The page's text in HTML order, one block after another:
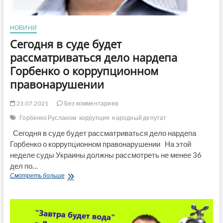
НОВИНИ
Сегодня в суде будет
рассматриваться дело нардепа
Горбенко о коррупционном
правонарушении
23.07.2021
Без комментариев
Горбенко Русланом коррупция народный депутат
Сегодня в суде будет рассматриваться дело нардепа
Горбенко о коррупционном правонарушении На этой
неделе суды Украины должны рассмотреть не менее 36
дел по…
Смотреть большеСегодня
будет
рассматриваться
дело